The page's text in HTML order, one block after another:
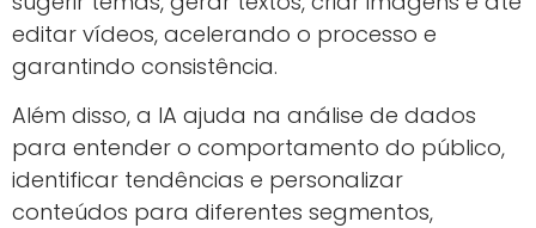
editar vídeos, acelerando o processo e
garantindo consistência.
Além disso, a IA ajuda na análise de dados
para entender o comportamento do público,
identificar tendências e personalizar
conteúdos para diferentes segmentos,